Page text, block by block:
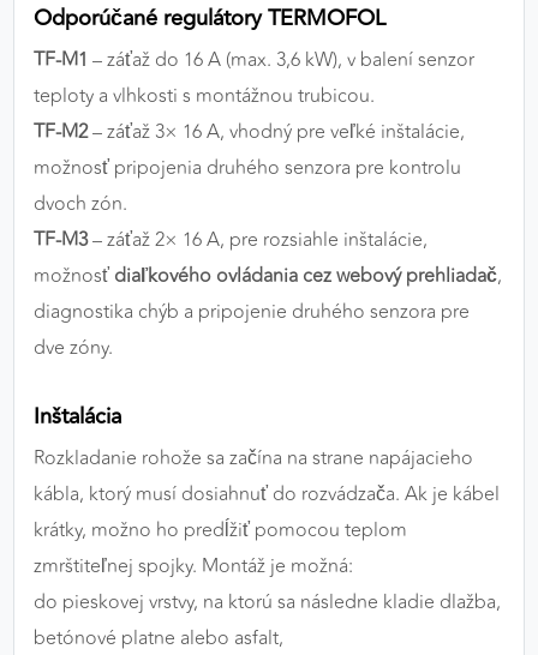
Odporúčané regulátory TERMOFOL
TF-M1 – záťaž do 16 A (max. 3,6 kW), v balení senzor
teploty a vlhkosti s montážnou trubicou.
TF-M2– záťaž 3× 16 A, vhodný pre veľké inštalácie,
možnosť pripojenia druhého senzora pre kontrolu
dvoch zón.
TF-M3– záťaž 2× 16 A, pre rozsiahle inštalácie,
možnosťdiaľkového ovládania cez webový prehliadač,
diagnostika chýb a pripojenie druhého senzora pre
dve zóny.
Inštalácia
Rozkladanie rohože sa začína na strane napájacieho
kábla, ktorý musí dosiahnuť do rozvádzača. Ak je kábel
krátky, možno ho predĺžiť pomocou teplom
zmrštiteľnej spojky. Montáž je možná:
do pieskovej vrstvy, na ktorú sa následne kladie dlažba,
betónové platne alebo asfalt,